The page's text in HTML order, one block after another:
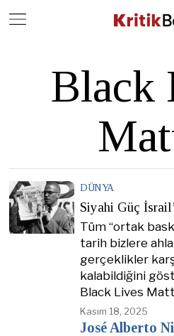
Black
DÜNYA
Siyahi Güç
Tüm “ortak
tarih bizlere
gerçeklikler
kalabildiğini
Black Lives
Kasım 18, 2025
José Alberto